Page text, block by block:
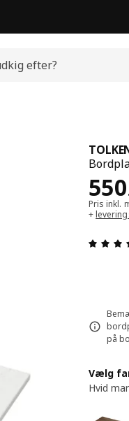
550
Pris inkl.
+
på
Vælg
Hvid